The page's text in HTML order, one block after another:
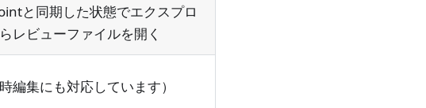
と同期した状態でエクスプロ
レビューファイルを開く
編集にも対応しています）